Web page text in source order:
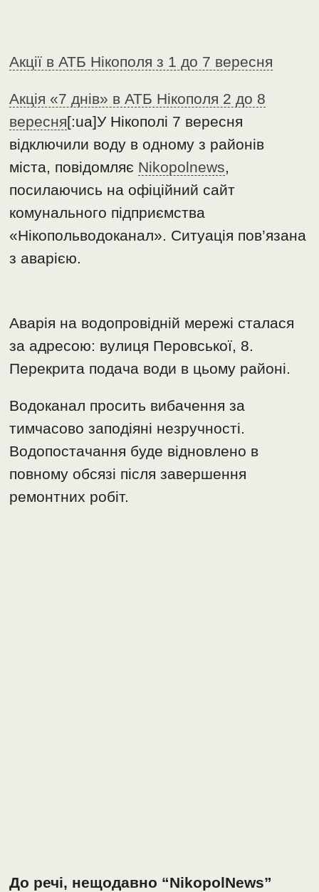
Акції в АТБ Нікополя з 1 до 7 вересня
Акція «7 днів» в АТБ Нікополя 2 до 8
вересня[:ua]У Нікополі 7 вересня
відключили воду в одному з районів
міста, повідомляє Nikopolnews,
посилаючись на офіційний сайт
комунального підприємства
«Нікопольводоканал». Ситуація пов’язана
з аварією.
Аварія на водопровідній мережі сталася
за адресою: вулиця Перовської, 8.
Перекрита подача води в цьому районі.
Водоканал просить вибачення за
тимчасово заподіяні незручності.
Водопостачання буде відновлено в
повному обсязі після завершення
ремонтних робіт.
До речі, нещодавно “NikopolNews”